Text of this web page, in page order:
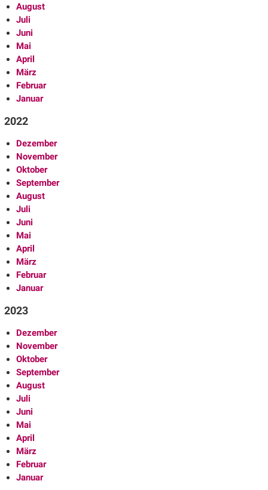
August
Juli
Juni
Mai
April
März
Februar
Januar
2022
Dezember
November
Oktober
September
August
Juli
Juni
Mai
April
März
Februar
Januar
2023
Dezember
November
Oktober
September
August
Juli
Juni
Mai
April
März
Februar
Januar